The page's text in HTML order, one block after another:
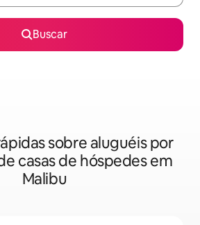
Buscar
sobre aluguéis por
casas de hóspedes em
Malibu